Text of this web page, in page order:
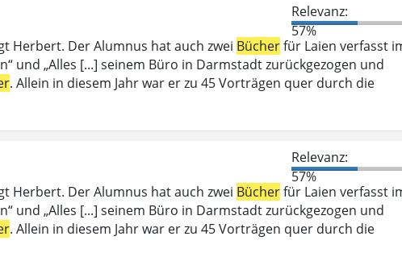
Relevanz:
57%
Herbert. Der Alumnus hat auch zwei Bücherfür Laien verfasst
und „Alles [...] seinem Büro in Darmstadt zurückgezogen und
. Allein in diesem Jahr war er zu 45 Vorträgen quer durch die
Relevanz:
57%
Herbert. Der Alumnus hat auch zwei Bücherfür Laien verfasst
und „Alles [...] seinem Büro in Darmstadt zurückgezogen und
. Allein in diesem Jahr war er zu 45 Vorträgen quer durch die